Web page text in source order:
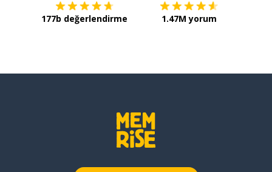
177b değerlendirme 1.47M yorum